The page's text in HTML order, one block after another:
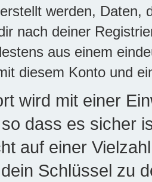
werden, Daten,
nach deiner
aus einem
diesem Konto und
wird mit einer
dass es sicher
auf einer
Schlüssel zu